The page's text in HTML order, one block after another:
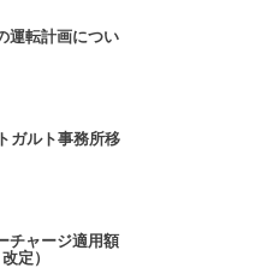
運転計画につい
ガルト事務所移
チャージ適用額
定）